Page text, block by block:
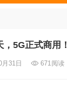
，5G正式商用！
31日 671阅读